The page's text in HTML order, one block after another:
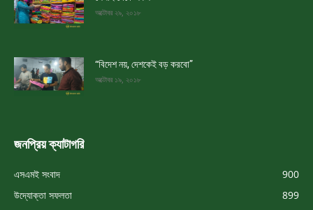
অক্টোবর ২৯, ২০১৮
“বিদেশ নয়, দেশকেই বড় করবো”
অক্টোবর ১৯, ২০১৮
জনপ্রিয় ক্যাটাগরি
এসএমই সংবাদ
900
উদ্যোক্তা সফলতা
899